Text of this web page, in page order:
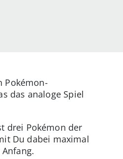
Pokémon-
das analoge Spiel
drei Pokémon der
Du dabei maximal